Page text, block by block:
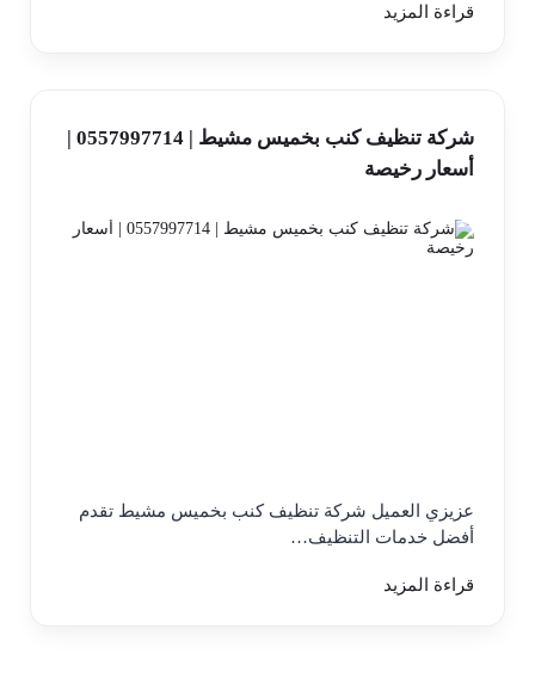
قراءة المزيد
شركة تنظيف كنب بخميس مشيط | 0557997714 |
أسعار رخيصة
عزيزي العميل شركة تنظيف كنب بخميس مشيط تقدم
أفضل خدمات التنظيف…
قراءة المزيد